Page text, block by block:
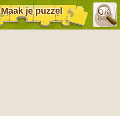
Maak je puzzel